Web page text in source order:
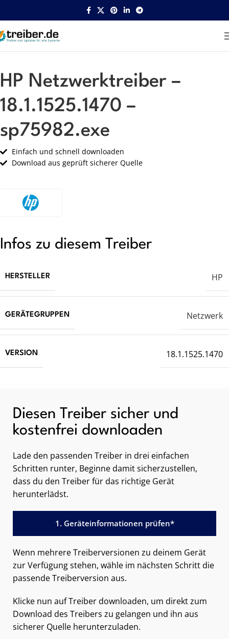
Startseite HP Netzwerk
HP Netzwerktreiber –
18.1.1525.1470 –
sp75982.exe
Einfach und schnell downloaden
Download aus geprüft sicherer Quelle
Infos zu diesem Treiber
HERSTELLER HP
GERÄTEGRUPPEN Netzwerk
VERSION 18.1.1525.1470
Diesen Treiber sicher und
kostenfrei downloaden
Lade den passenden Treiber in drei einfachen
Schritten runter, Beginne damit sicherzustellen,
dass du den Treiber für das richtige Gerät
herunterlädst.
1. Geräteinformationen prüfen*
Wenn mehrere Treiberversionen zu deinem Gerät
zur Verfügung stehen, wähle im nächsten Schritt die
passende Treiberversion aus.
Klicke nun auf Treiber downloaden, um direkt zum
Download des Treibers zu gelangen und ihn aus
sicherer Quelle herunterzuladen.